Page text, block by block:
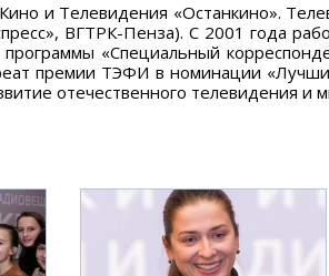
и Телевидения «Останкино».
ВГТРК-Пенза). С 2001 года
«Специальный
премии ТЭФИ в номинации
отечественного телевидения и